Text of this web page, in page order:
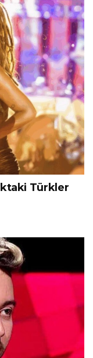
Türkler